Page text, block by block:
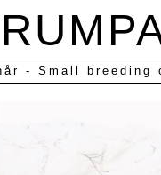
- Small breeding